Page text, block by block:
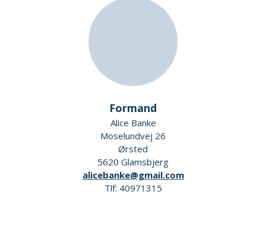
Formand
Alice Banke
Moselundvej 26
Ørsted
5620 Glamsbjerg
alicebanke@gmail.com
Tlf: 40971315